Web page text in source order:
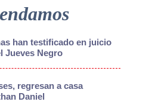
han testificado en juicio
Jueves Negro
regresan a casa
Daniel